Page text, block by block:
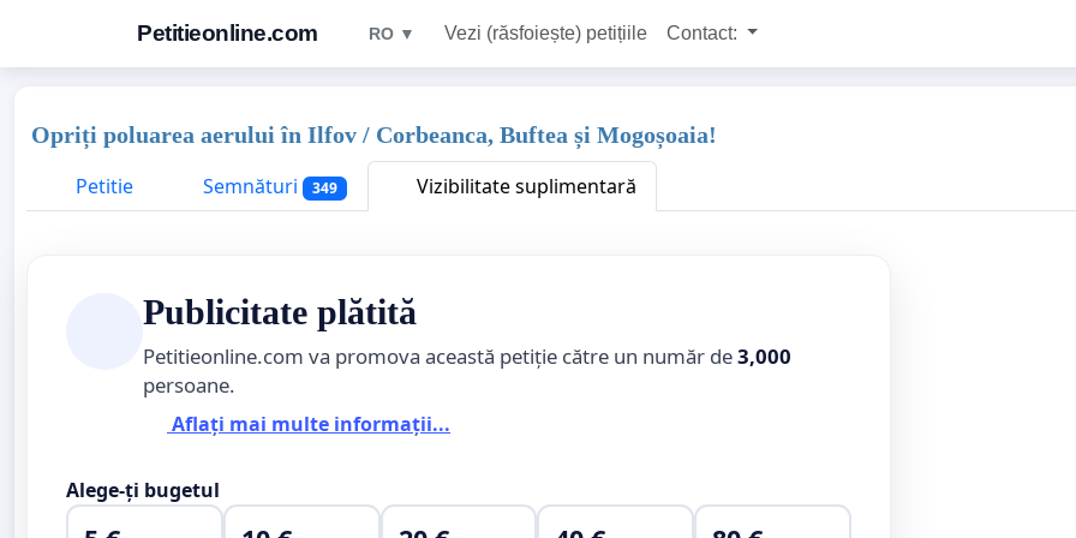
Petitieonline.com RO ▼ Vezi (răsfoiește) petițiile Contact:
Opriți poluarea aerului în Ilfov / Corbeanca, Buftea și Mogoșoaia!
Petitie
Semnături 349 Vizibilitate suplimentară
Publicitate plătită
Petitieonline.com va promova această petiție către un număr de3,000
persoane.
Aflați mai multe informații...
Alege-ți bugetul